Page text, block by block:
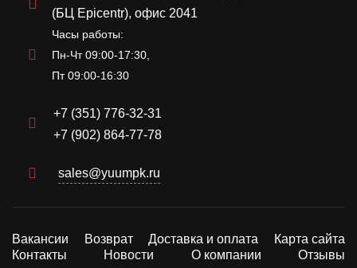
(БЦ Epicentr), офис 2041
Часы работы:
Пн-Чт 09:00-17:30,
Пт 09:00-16:30
+7 (351) 776-32-31
+7 (902) 864-77-78
sales@yuumpk.ru
Вакансии Возврат Доставка и оплата
Карта сайта
Контакты
Новости О компании Отзывы